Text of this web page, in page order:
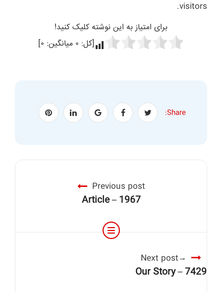
visitors.
برای امتیاز به این نوشته کلیک کنید!
[کل: ۰ میانگین: ۰]
Share:
Previous post
Article – 1967
Next post
Our Story – 7429